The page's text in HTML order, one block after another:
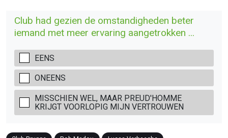
Club had gezien de omstandigheden beter
iemand met meer ervaring aangetrokken ...
EENS
ONEENS
MISSCHIEN WEL, MAAR PREUD'HOMME
KRIJGT VOORLOPIG MIJN VERTROUWEN